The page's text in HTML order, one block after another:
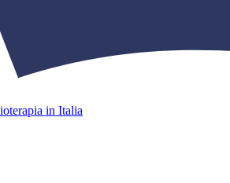
in Italia